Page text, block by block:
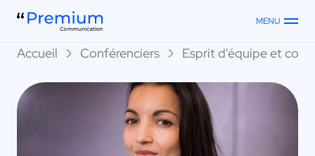
MENU
Accueil Conférenciers Esprit d'équipe et